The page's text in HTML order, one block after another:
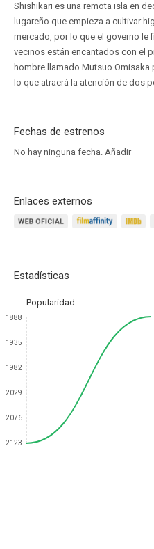
Shishikari es una remota isla en
lugareño que empieza a cultivar
mercado, por lo que el governo le
vecinos están encantados con el
hombre llamado Mutsuo Omisaka
lo que atraerá la atención de dos
Fechas de estrenos
No hay ninguna fecha. Añadir
Enlaces externos
Estadísticas
Popularidad
1888
1935
1982
2029
2076
2123